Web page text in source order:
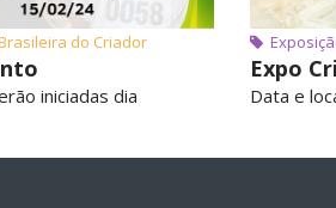
do Criador
iniciadas dia
Expo
Data e